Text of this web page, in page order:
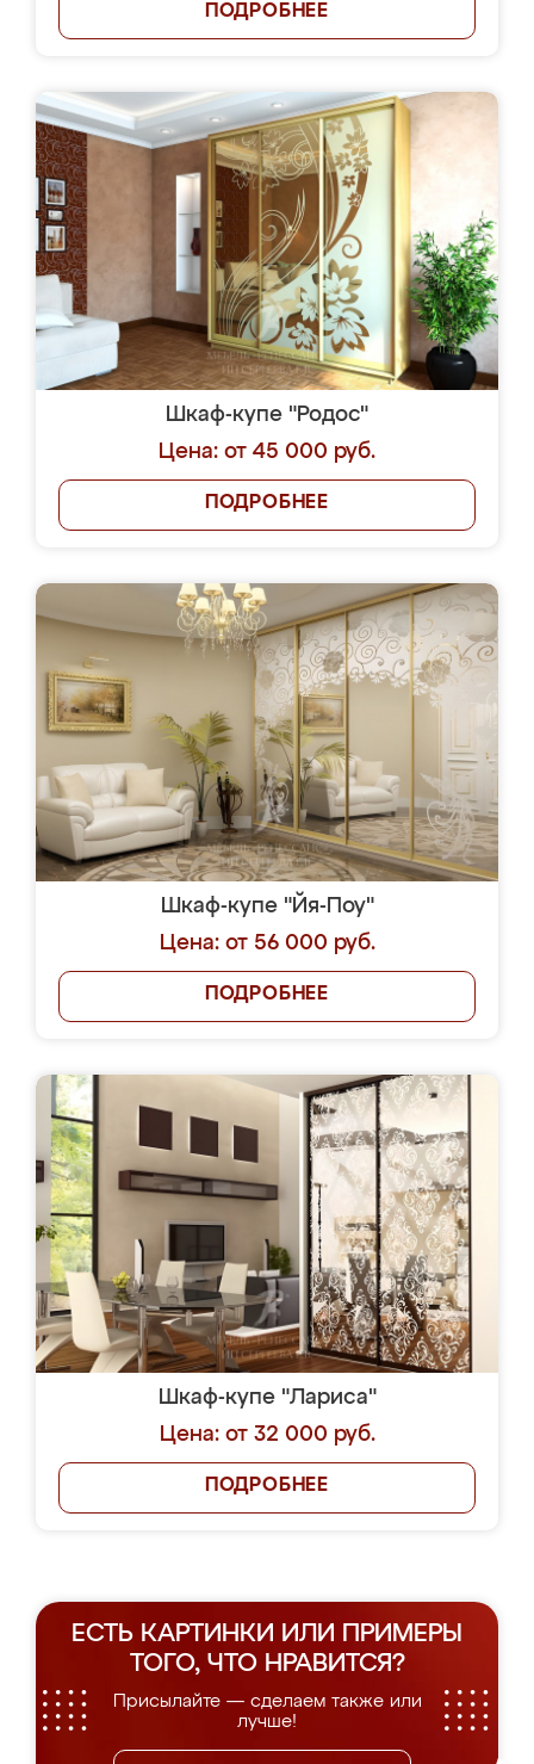
ПОДРОБНЕЕ
Шкаф-купе "Родос"
Цена: от 45 000 руб.
ПОДРОБНЕЕ
Шкаф-купе "Йя-Поу"
Цена: от 56 000 руб.
ПОДРОБНЕЕ
Шкаф-купе "Лариса"
Цена: от 32 000 руб.
ПОДРОБНЕЕ
ЕСТЬ КАРТИНКИ ИЛИ ПРИМЕРЫ
ТОГО, ЧТО НРАВИТСЯ?
Присылайте — сделаем также или
лучше!